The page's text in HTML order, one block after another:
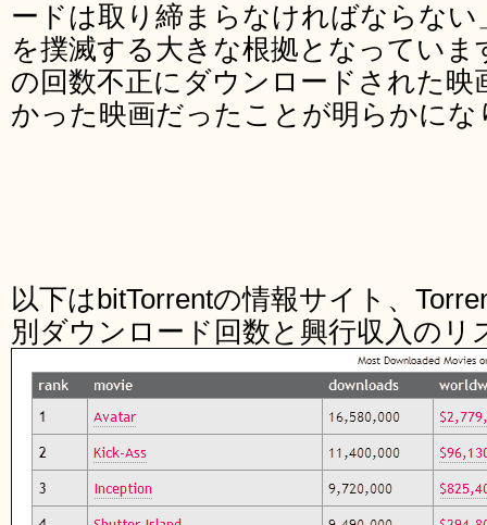
ードは取り締まらなければならな
を撲滅する大きな根拠となっていま
の回数不正にダウンロードされた映
かった映画だったことが明らかにな
以下はbitTorrentの情報サイト、
別ダウンロード回数と興行収入のリ